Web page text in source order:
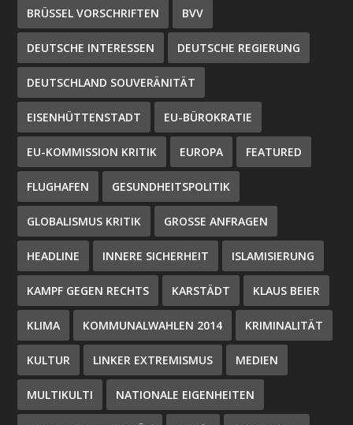
BRÜSSEL VORSCHRIFTEN BVV
DEUTSCHE INTERESSEN DEUTSCHE REGIERUNG
DEUTSCHLAND SOUVERÄNITÄT
EISENHÜTTENSTADT EU-BÜROKRATIE
EU-KOMMISSION KRITIK EUROPA FEATURED
FLUGHAFEN GESUNDHEITSPOLITIK
GLOBALISMUS KRITIK GROSSE ANFRAGEN
HEADLINE INNERE SICHERHEIT ISLAMISIERUNG
KAMPF GEGEN RECHTS KARSTÄDT KLAUS BEIER
KLIMA KOMMUNALWAHLEN 2014 KRIMINALITÄT
KULTUR LINKER EXTREMISMUS MEDIEN
MULTIKULTI NATIONALE EIGENHEITEN